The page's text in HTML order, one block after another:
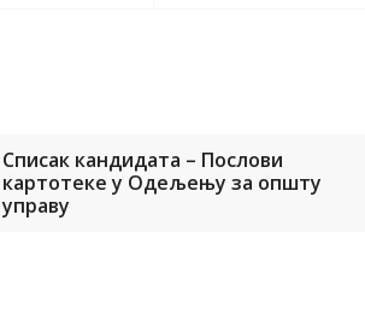
Списак кандидата – Послови
картотеке у Одељењу за општу
управу